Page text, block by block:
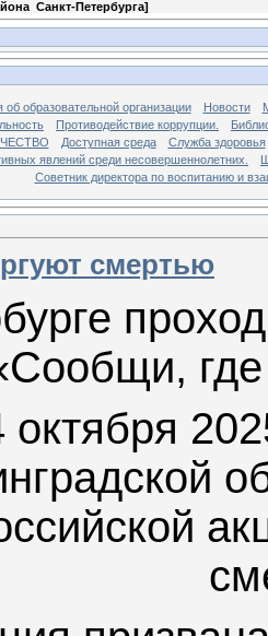
Санкт-Петербурга]
об образовательной организации Новости
Противодействие коррупции.
Доступная среда
Служба здоровья
явлений среди несовершеннолетних.
Советник директора по воспитанию и
смертью